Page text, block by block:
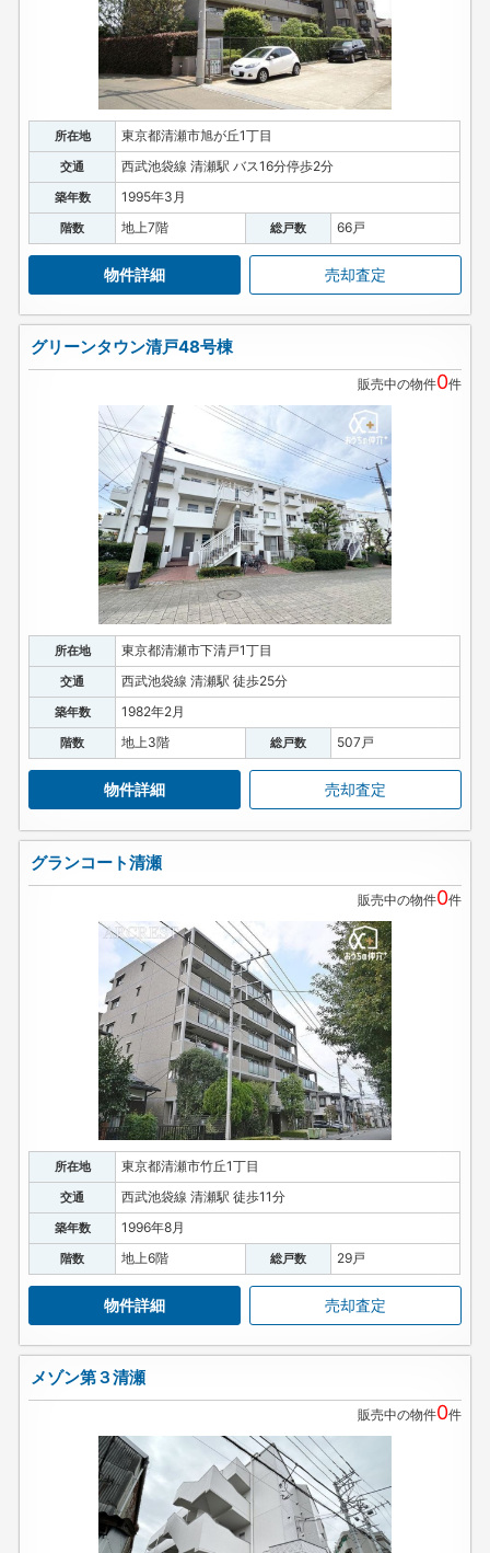
所在地 東京都清瀬市旭が丘1丁目
交通 西武池袋線 清瀬駅 バス16分停歩2分
築年数 1995年3月
階数 地上7階 総戸数 66戸
物件詳細 売却査定
グリーンタウン清戸48号棟
販売中の物件0件
所在地 東京都清瀬市下清戸1丁目
交通 西武池袋線 清瀬駅 徒歩25分
築年数 1982年2月
階数 地上3階 総戸数 507戸
物件詳細 売却査定
グランコート清瀬
販売中の物件0件
所在地 東京都清瀬市竹丘1丁目
交通 西武池袋線 清瀬駅 徒歩11分
築年数 1996年8月
階数 地上6階 総戸数 29戸
物件詳細 売却査定
メゾン第３清瀬
販売中の物件0件